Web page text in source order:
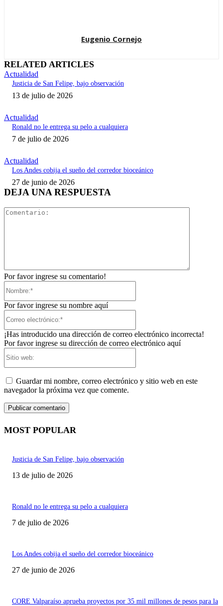
Eugenio Cornejo
RELATED ARTICLES
Actualidad
Justicia de San Felipe, bajo observación
13 de julio de 2026
Actualidad
Ronald no le entrega su pelo a cualquiera
7 de julio de 2026
Actualidad
Los Andes cobija el sueño del corredor bioceánico
27 de junio de 2026
DEJA UNA RESPUESTA
Por favor ingrese su comentario!
Por favor ingrese su nombre aquí
¡Has introducido una dirección de correo electrónico incorrecta!
Por favor ingrese su dirección de correo electrónico aquí
Guardar mi nombre, correo electrónico y sitio web en este
navegador la próxima vez que comente.
MOST POPULAR
Justicia de San Felipe, bajo observación
13 de julio de 2026
Ronald no le entrega su pelo a cualquiera
7 de julio de 2026
Los Andes cobija el sueño del corredor bioceánico
27 de junio de 2026
CORE Valparaíso aprueba proyectos por 35 mil millones de pesos para la